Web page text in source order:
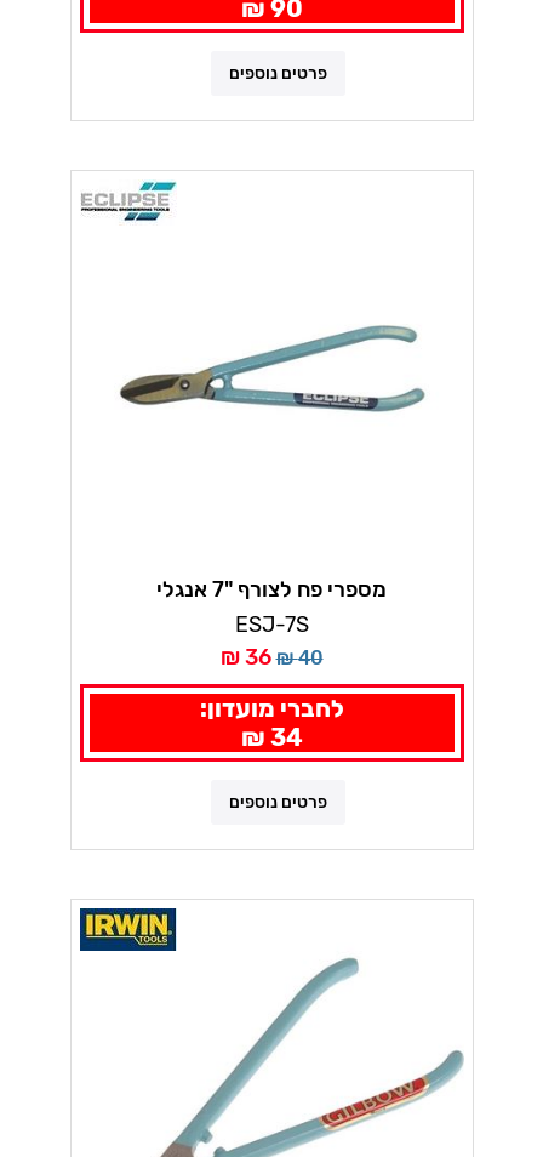
90 ₪
פרטים נוספים
מספרי פח לצורף "7 אנגלי
ESJ-7S
40 ₪
36 ₪
לחברי מועדון:
34 ₪
פרטים נוספים